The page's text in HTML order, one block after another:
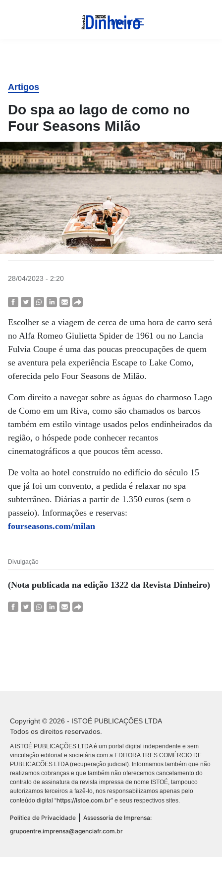
Menu
Artigos
Do spa ao lago de como no
Four Seasons Milão
28/04/2023 - 2:20
Escolher se a viagem de cerca de uma hora de carro será
no Alfa Romeo Giulietta Spider de 1961 ou no Lancia
Fulvia Coupe é uma das poucas preocupações de quem
se aventura pela experiência Escape to Lake Como,
oferecida pelo Four Seasons de Milão.
Com direito a navegar sobre as águas do charmoso Lago
de Como em um Riva, como são chamados os barcos
também em estilo vintage usados pelos endinheirados da
região, o hóspede pode conhecer recantos
cinematográficos a que poucos têm acesso.
De volta ao hotel construído no edifício do século 15
que já foi um convento, a pedida é relaxar no spa
subterrâneo. Diárias a partir de 1.350 euros (sem o
passeio). Informações e reservas:
fourseasons.com/milan
Divulgação
(Nota publicada na edição 1322 da Revista Dinheiro)
Copyright © 2026 - ISTOÉ PUBLICAÇÕES LTDA
Todos os direitos reservados.
A ISTOÉ PUBLICAÇÕES LTDA é um portal digital independente e sem
vinculação editorial e societária com a EDITORA TRES COMÉRCIO DE
PUBLICACÕES LTDA (recuperação judicial). Informamos também que não
realizamos cobranças e que também não oferecemos cancelamento do
contrato de assinatura da revista impressa de nome ISTOÉ, tampouco
autorizamos terceiros a fazê-lo, nos responsabilizamos apenas pelo
conteúdo digital “https://istoe.com.br” e seus respectivos sites.
Política de Privacidade
Assessoria de Imprensa:
grupoentre.imprensa@agenciafr.com.br